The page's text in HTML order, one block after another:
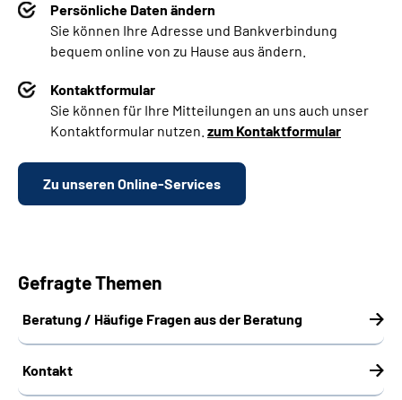
Persönliche Daten ändern
Sie können Ihre Adresse und Bankverbindung
bequem online von zu Hause aus ändern.
Kontaktformular
Sie können für Ihre Mitteilungen an uns auch unser
Kontaktformular nutzen. zum Kontaktformular
Zu unseren Online-Services
Gefragte Themen
Beratung / Häufige Fragen aus der Beratung
Kontakt